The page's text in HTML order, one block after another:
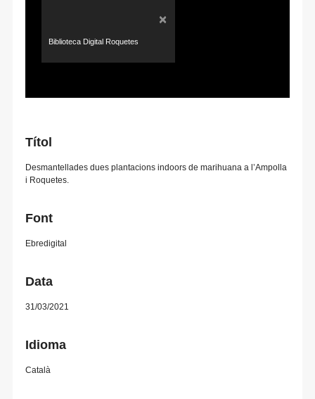
×
Biblioteca Digital Roquetes
Títol
Desmantellades dues plantacions indoors de marihuana a l’Ampolla
i Roquetes.
Font
Ebredigital
Data
31/03/2021
Idioma
Català